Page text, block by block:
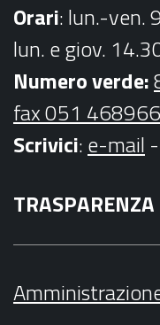
Orari: lun.-ven.
lun. e giov.
Numero verde:
fax 051
Scrivici:e-mail -
TRASPARENZA